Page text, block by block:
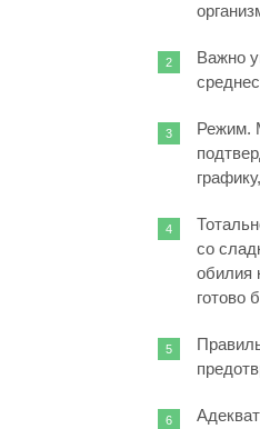
Важно
Режим.
со
обилия
готово